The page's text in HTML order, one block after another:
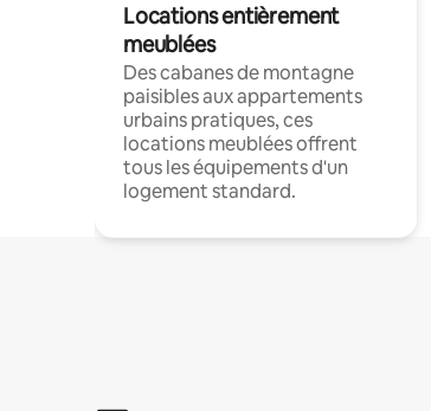
Locations entièrement
meublées
Des cabanes de montagne
paisibles aux appartements
urbains pratiques, ces
locations meublées offrent
tous les équipements d'un
logement standard.